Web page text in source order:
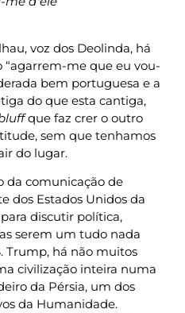
voz dos Deolinda, há
“agarrem-me que eu vou-
bem portuguesa e a
do que esta cantiga,
que faz crer o outro
sem que tenhamos
do lugar.
da comunicação de
dos Estados Unidos da
discutir política,
serem um tudo nada
Trump, há não muitos
civilização inteira numa
da Pérsia, um dos
da Humanidade.